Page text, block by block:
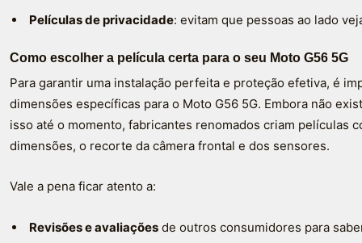
Películas de privacidade: evitam que pessoas ao lado
Como escolher a película certa para o seu Moto G56 5G
Para garantir uma instalação perfeita e proteção efetiva, é
dimensões específicas para o Moto G56 5G. Embora não
isso até o momento, fabricantes renomados criam películas
dimensões, o recorte da câmera frontal e dos sensores.
Vale a pena ficar atento a:
Revisões e avaliações de outros consumidores para